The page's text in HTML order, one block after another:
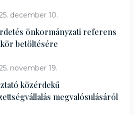
december 10.
önkormányzati referens
betöltésére
november 19.
közérdekű
megvalósulásáról